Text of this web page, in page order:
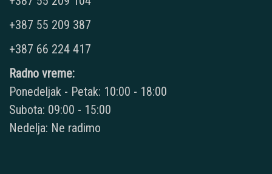
+387 55 209 387
+387 66 224 417
Radno vreme:
Ponedeljak - Petak: 10:00 - 18:00
Subota: 09:00 - 15:00
Nedelja: Ne radimo